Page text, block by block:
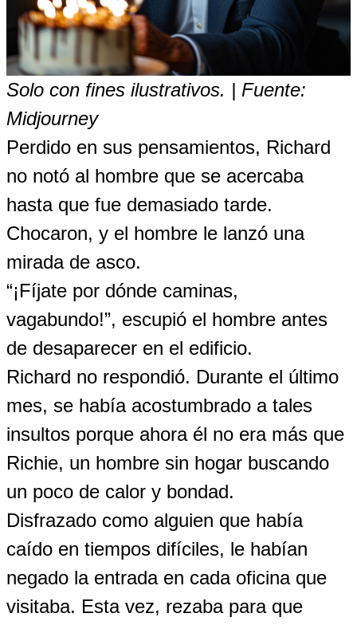
Solo con fines ilustrativos. | Fuente:
Midjourney
Perdido en sus pensamientos, Richard
no notó al hombre que se acercaba
hasta que fue demasiado tarde.
Chocaron, y el hombre le lanzó una
mirada de asco.
“¡Fíjate por dónde caminas,
vagabundo!”, escupió el hombre antes
de desaparecer en el edificio.
Richard no respondió. Durante el último
mes, se había acostumbrado a tales
insultos porque ahora él no era más que
Richie, un hombre sin hogar buscando
un poco de calor y bondad.
Disfrazado como alguien que había
caído en tiempos difíciles, le habían
negado la entrada en cada oficina que
visitaba. Esta vez, rezaba para que